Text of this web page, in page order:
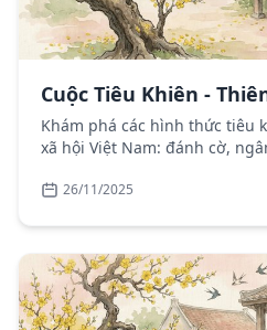
Cuộc Tiêu Khiên -
Khám phá các hình thức tiêu
xã hội Việt Nam: đánh cờ,
26/11/2025